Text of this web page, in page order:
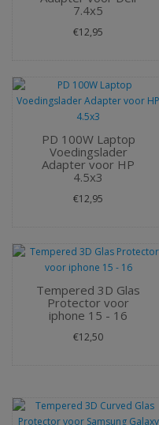
7.4x5
€12,95
PD 100W Laptop
Voedingslader
Adapter voor HP
4.5x3
€12,95
Tempered 3D Glas
Protector voor
iphone 15 - 16
€12,50